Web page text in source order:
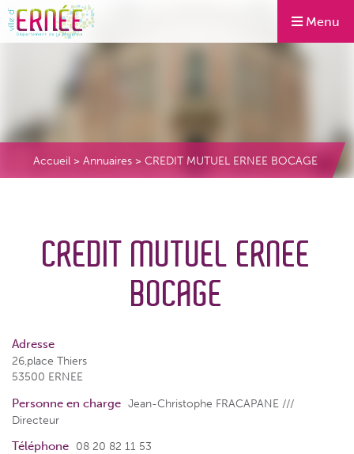
Menu
Accueil > Annuaires > CREDIT MUTUEL ERNEE BOCAGE
CREDIT MUTUEL ERNEE
BOCAGE
Adresse
26,place Thiers
53500 ERNEE
Personne en charge Jean-Christophe FRACAPANE ///
Directeur
Téléphone 08 20 82 11 53